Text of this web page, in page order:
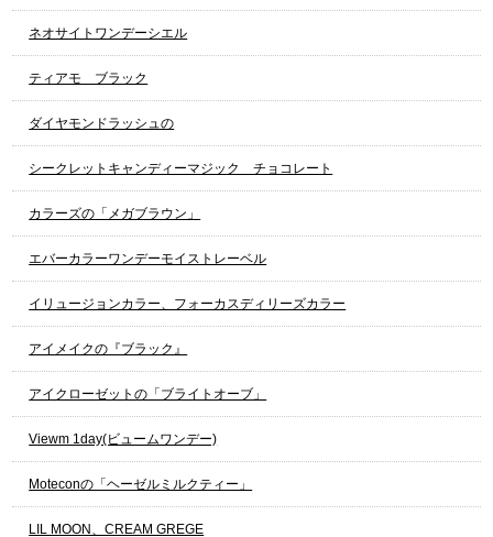
ネオサイトワンデーシエル
ティアモ ブラック
ダイヤモンドラッシュの
シークレットキャンディーマジック チョコレート
カラーズの「メガブラウン」
エバーカラーワンデーモイストレーベル
イリュージョンカラー、フォーカスディリーズカラー
アイメイクの『ブラック』
アイクローゼットの「ブライトオーブ」
Viewm 1day(ビュームワンデー)
Moteconの「ヘーゼルミルクティー」
LIL MOON、CREAM GREGE